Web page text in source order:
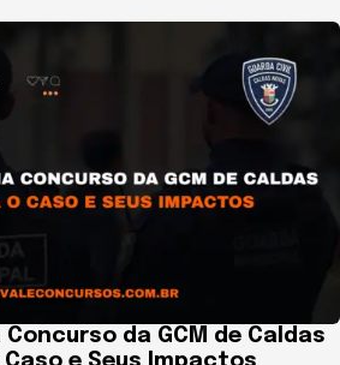
Concurso da GCM de Caldas